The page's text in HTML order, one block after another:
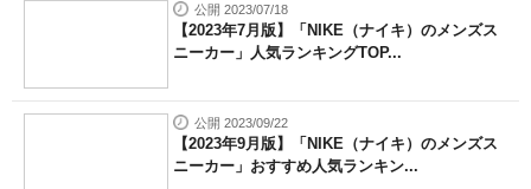
公開 2023/07/18
【2023年7月版】「NIKE（ナイキ）のメンズス
ニーカー」人気ランキングTOP...
公開 2023/09/22
【2023年9月版】「NIKE（ナイキ）のメンズス
ニーカー」おすすめ人気ランキン...